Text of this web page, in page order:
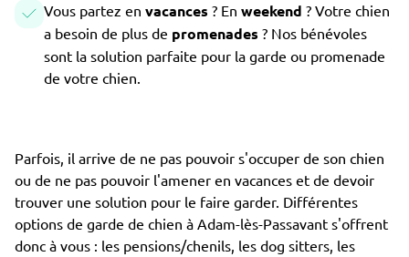
Vous partez en vacances ? En weekend ? Votre chien
a besoin de plus de promenades ? Nos bénévoles
sont la solution parfaite pour la garde ou promenade
de votre chien.
Parfois, il arrive de ne pas pouvoir s'occuper de son chien
ou de ne pas pouvoir l'amener en vacances et de devoir
trouver une solution pour le faire garder. Différentes
options de garde de chien à Adam-lès-Passavant s'offrent
donc à vous : les pensions/chenils, les dog sitters, les